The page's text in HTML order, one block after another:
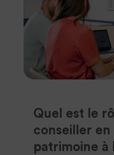
Quel est le
conseiller
patrimoine à